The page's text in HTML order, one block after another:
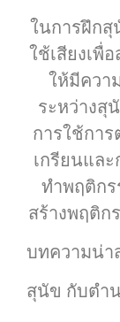
ในการฝึก
ใช้เสียงเพื่
ให้มีควา
ระหว่างสุ
การใช้กา
เกรียนแล
ทำพฤติกร
สร้างพฤติก
บทความน่า
สุนัข กับตำ